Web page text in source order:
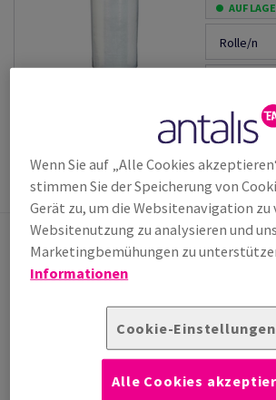
AUF
Rolle/n
Verpackungen Folien
VERKAUF & BERATUNG
gerne zur Verfügung!
office.wien@antalis.com
Wenn Sie auf „Alle Cookies
stimmen Sie der Speicherung von
Gerät zu, um die Websitenavigation zu
Websitenutzung zu analysieren und
Marketingbemühungen zu
Informationen
Cookie-Einstellungen
Alle Cookies